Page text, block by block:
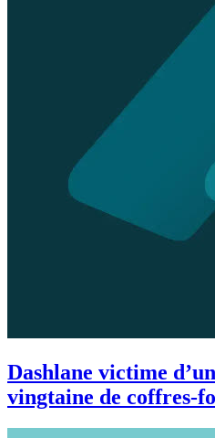
Dashlane victime
vingtaine de coffres-